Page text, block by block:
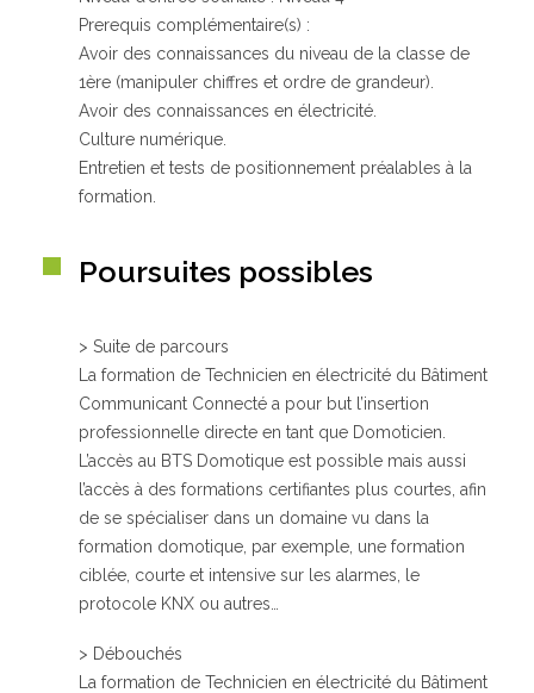
Prerequis complémentaire(s) :
Avoir des connaissances du niveau de la classe de
1ère (manipuler chiffres et ordre de grandeur).
Avoir des connaissances en électricité.
Culture numérique.
Entretien et tests de positionnement préalables à la
formation.
Poursuites possibles
> Suite de parcours
La formation de Technicien en électricité du Bâtiment
Communicant Connecté a pour but l’insertion
professionnelle directe en tant que Domoticien.
L’accès au BTS Domotique est possible mais aussi
l’accès à des formations certifiantes plus courtes, afin
de se spécialiser dans un domaine vu dans la
formation domotique, par exemple, une formation
ciblée, courte et intensive sur les alarmes, le
protocole KNX ou autres…
> Débouchés
La formation de Technicien en électricité du Bâtiment